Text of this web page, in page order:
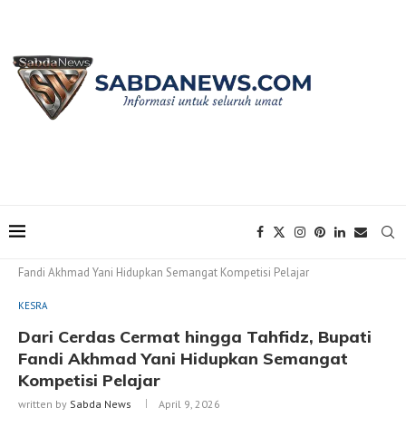
Fandi Akhmad Yani Hidupkan Semangat Kompetisi Pelajar
KESRA
Dari Cerdas Cermat hingga Tahfidz, Bupati
Fandi Akhmad Yani Hidupkan Semangat
Kompetisi Pelajar
written by Sabda News April 9, 2026